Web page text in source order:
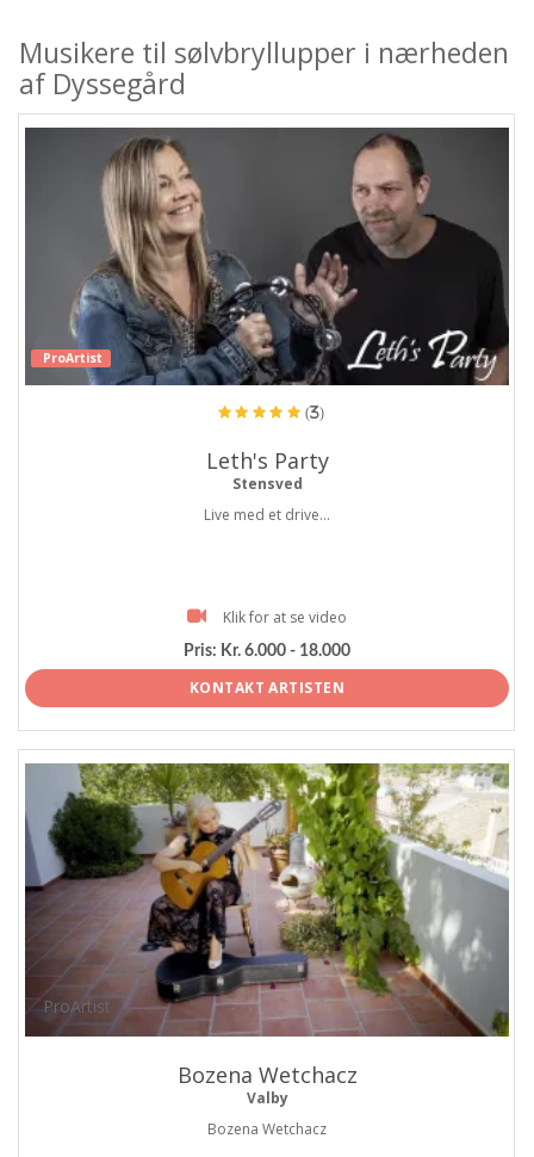
Musikere til sølvbryllupper i nærheden
af Dyssegård
ProArtist
(3)
Leth's Party
Stensved
Live med et drive...
Klik for at se video
Pris: Kr. 6.000 - 18.000
KONTAKT ARTISTEN
ProArtist
Bozena Wetchacz
Valby
Bozena Wetchacz